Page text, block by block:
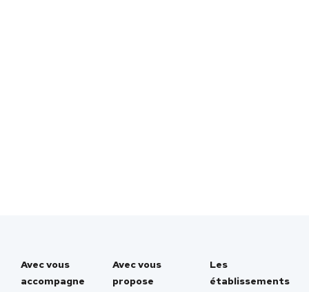
Avec vous
accompagne
Avec vous
propose
Les
établissements